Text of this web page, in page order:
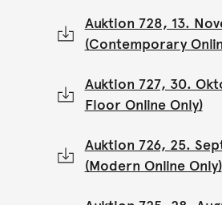
Auktion 728, 13.
(Contemporary
Auktion 727, 30.
Floor Online Only)
Auktion 726, 25.
(Modern Online Only)